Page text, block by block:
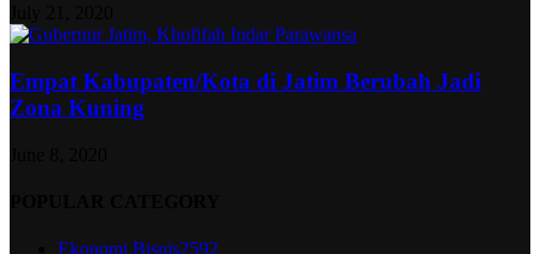
Empat Kabupaten/Kota di Jatim Berubah Jadi
Zona Kuning
Ekonomi Bisnis2592